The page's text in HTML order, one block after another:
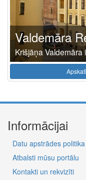
Valdemāra
Krišjāņa Valdemāra
Informācijai
Datu apstrādes politika
Atbalsti mūsu portālu
Kontakti un rekvizīti